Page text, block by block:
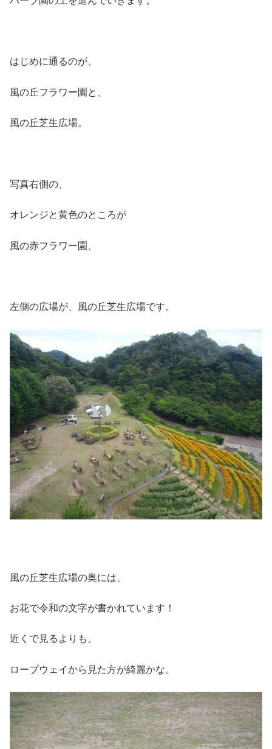
はじめに通るのが、
風の丘フラワー園と、
風の丘芝生広場。
写真右側の、
オレンジと黄色のところが
風の赤フラワー園、
左側の広場が、風の丘芝生広場です。
風の丘芝生広場の奥には、
お花で令和の文字が書かれています！
近くで見るよりも、
ロープウェイから見た方が綺麗かな。